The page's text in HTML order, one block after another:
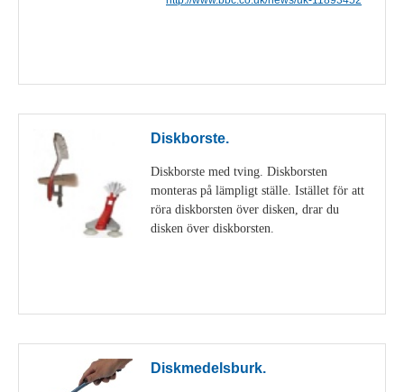
Diskborste.
Diskborste med tving. Diskborsten
monteras på lämpligt ställe. Istället för att
röra diskborsten över disken, drar du
disken över diskborsten.
Diskmedelsburk.